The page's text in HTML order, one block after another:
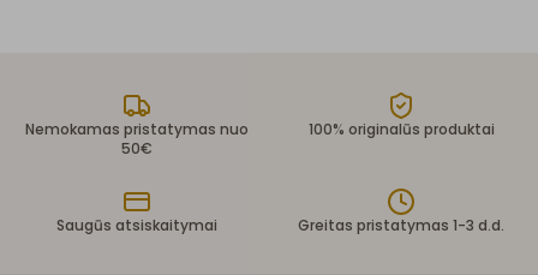
Nemokamas pristatymas nuo
50€
100% originalūs produktai
Saugūs atsiskaitymai Greitas pristatymas 1-3 d.d.